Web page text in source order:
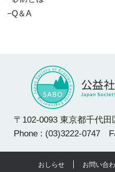
Q＆A
〒102-0093 東京都千代
Phone : (03)3222-0747
おしらせ お問い合